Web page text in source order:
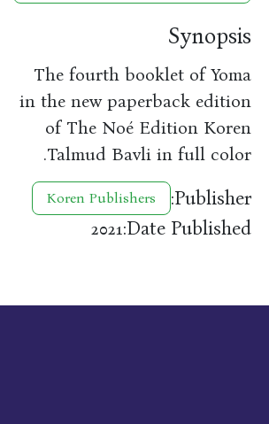
Synopsis
The fourth booklet of Yoma
in the new paperback edition
of The Noé Edition Koren
Talmud Bavli in full color.
Publisher:
Koren Publishers
Date Published:
2021